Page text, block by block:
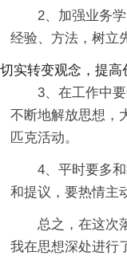
2、加强业务
经验、方法，树立
切实转变观念，提高
3、在工作中
不断地解放思想，
匹克活动。
4、平时要多
和提议，要热情主
总之，在这次
我在思想深处进行